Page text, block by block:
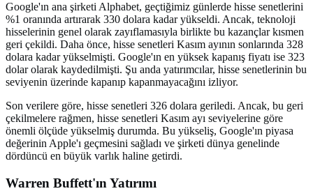
Google'ın ana şirketi Alphabet, geçtiğimiz günlerde hisse senetlerini
%1 oranında artırarak 330 dolara kadar yükseldi. Ancak, teknoloji
hisselerinin genel olarak zayıflamasıyla birlikte bu kazançlar kısmen
geri çekildi. Daha önce, hisse senetleri Kasım ayının sonlarında 328
dolara kadar yükselmişti. Google'ın en yüksek kapanış fiyatı ise 323
dolar olarak kaydedilmişti. Şu anda yatırımcılar, hisse senetlerinin bu
seviyenin üzerinde kapanıp kapanmayacağını izliyor.
Son verilere göre, hisse senetleri 326 dolara geriledi. Ancak, bu geri
çekilmelere rağmen, hisse senetleri Kasım ayı seviyelerine göre
önemli ölçüde yükselmiş durumda. Bu yükseliş, Google'ın piyasa
değerinin Apple'ı geçmesini sağladı ve şirketi dünya genelinde
dördüncü en büyük varlık haline getirdi.
Warren Buffett'ın Yatırımı